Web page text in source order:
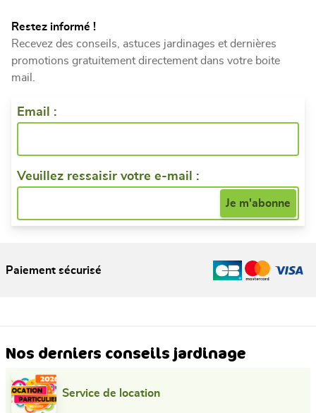
Restez informé !
Recevez des conseils, astuces jardinages et dernières
promotions gratuitement directement dans votre boite
mail.
Email :
Veuillez ressaisir votre e-mail :
Paiement sécurisé
Nos derniers conseils jardinage
Service de location